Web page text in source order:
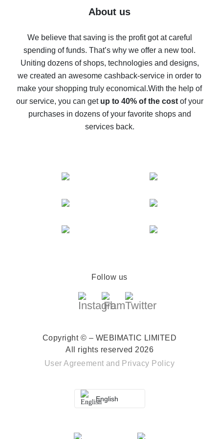
Five ways to get the most cash back on AliExpress
back
10% cash back on AliExpress - the impossible is
possible
The best cash back on AliExpress - how to find it
The best cash back service for AliExpress - let's
compare offers
About us
We believe that saving is the profit got at careful
spending of funds. That’s why we offer a new tool.
Uniting dozens of shops, technologies and designs,
we created an awesome cashback-service in order to
make your shopping truly economical.With the help of
our service, you can get up to 40% of the costof your
purchases in dozens of your favorite shops and
services back.
Follow us
Copyright © – WEBIMATIC LIMITED
All rights reserved 2026
User Agreement and Privacy Policy
English